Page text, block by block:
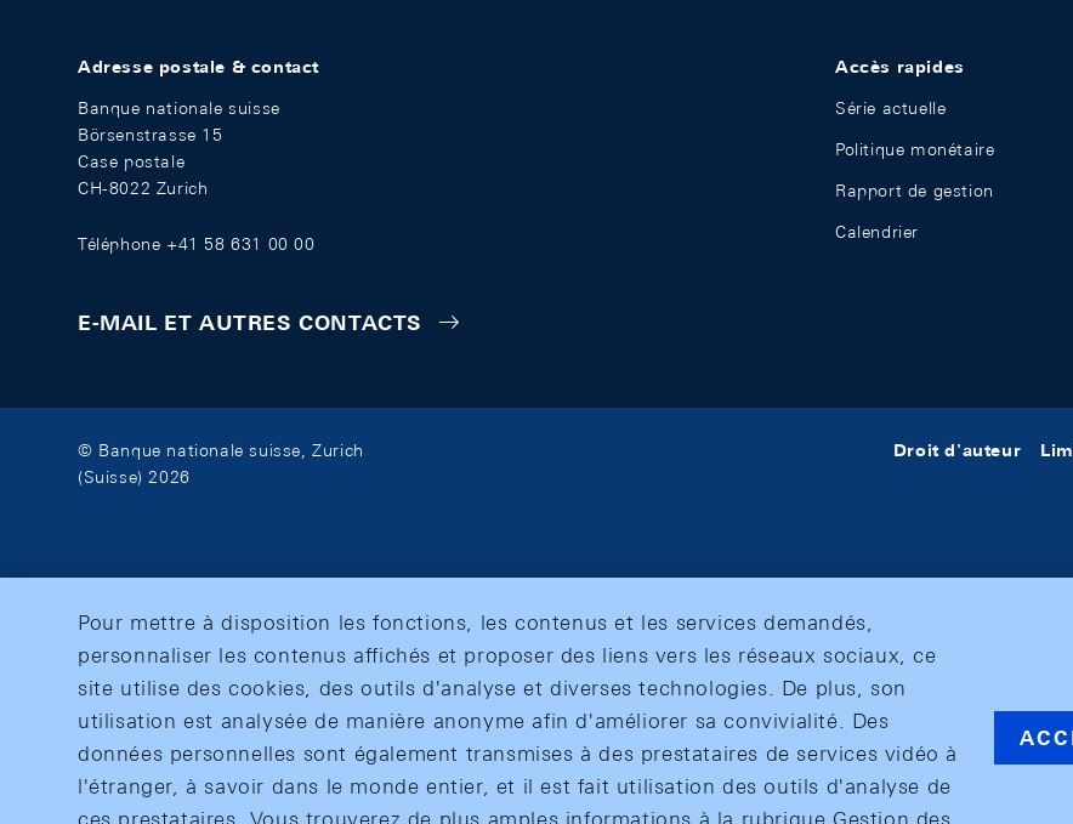
Adresse postale & contact
Banque nationale suisse
Börsenstrasse 15
Case postale
CH-8022 Zurich
Téléphone +41 58 631 00 00
E-MAIL ET AUTRES CONTACTS
Accès rapides
Série actuelle
Politique monétaire
Rapport de gestion
Calendrier
© Banque nationale suisse, Zurich
(Suisse) 2026
Droit d'auteur
Pour mettre à disposition les fonctions, les contenus et les services demandés,
personnaliser les contenus affichés et proposer des liens vers les réseaux sociaux, ce
site utilise des cookies, des outils d'analyse et diverses technologies. De plus, son
utilisation est analysée de manière anonyme afin d'améliorer sa convivialité. Des
données personnelles sont également transmises à des prestataires de services vidéo à
l'étranger, à savoir dans le monde entier, et il est fait utilisation des outils d'analyse de